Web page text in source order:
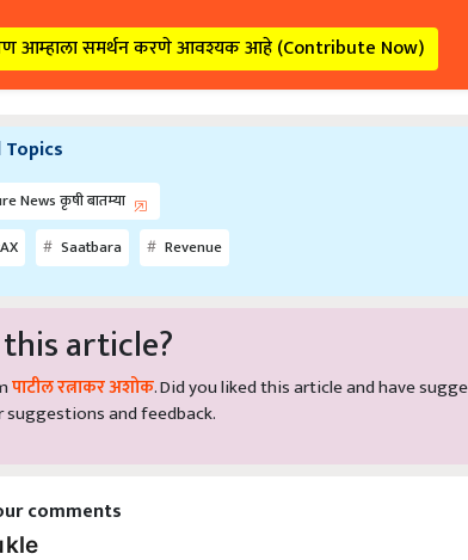
आम्हाला समर्थन करणे आवश्यक आहे (Contribute Now)
News कृषी बातम्या
Saatbara Revenue
article?
पाटील रत्नाकर अशोक . Did you liked this article and have
suggestions and feedback.
comments